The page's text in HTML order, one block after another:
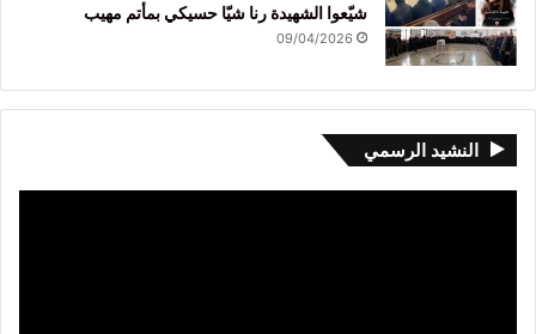
شيّعوا الشهيدة رنا شيّا حسيكي بمأتم مهيب
09/04/2026
النشيد الرسمي